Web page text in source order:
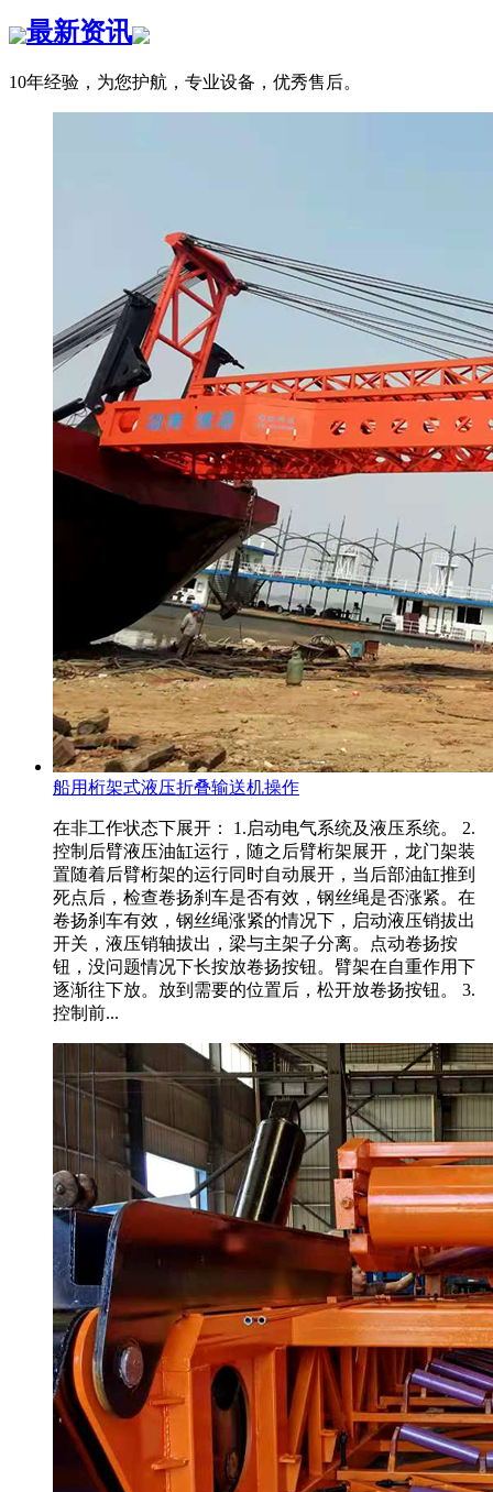
最新资讯
10年经验，为您护航，专业设备，优秀售后。
船用桁架式液压折叠输送机操作
在非工作状态下展开： 1.启动电气系统及液压系统。 2.
控制后臂液压油缸运行，随之后臂桁架展开，龙门架装
置随着后臂桁架的运行同时自动展开，当后部油缸推到
死点后，检查卷扬刹车是否有效，钢丝绳是否涨紧。在
卷扬刹车有效，钢丝绳涨紧的情况下，启动液压销拔出
开关，液压销轴拔出，梁与主架子分离。点动卷扬按
钮，没问题情况下长按放卷扬按钮。臂架在自重作用下
逐渐往下放。放到需要的位置后，松开放卷扬按钮。 3.
控制前...